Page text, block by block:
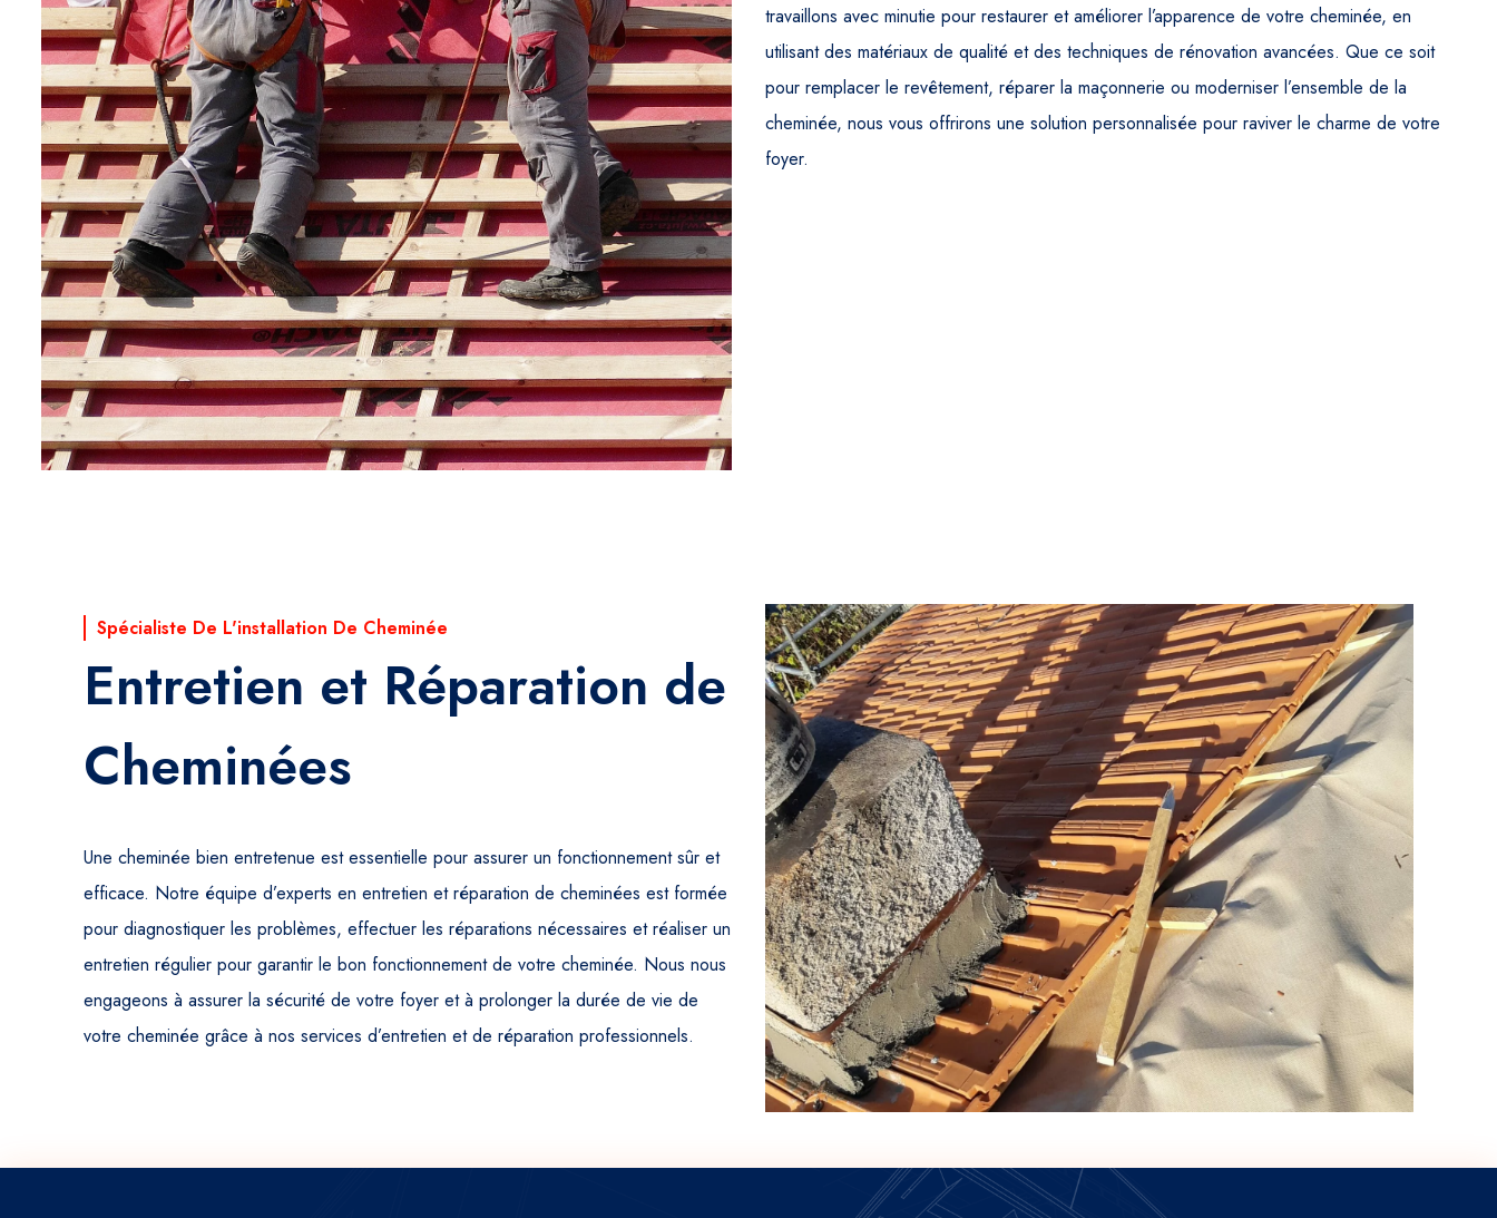
travaillons avec minutie pour restaurer et améliorer l’apparence de votre cheminée, en
utilisant des matériaux de qualité et des techniques de rénovation avancées. Que ce soit
pour remplacer le revêtement, réparer la maçonnerie ou moderniser l’ensemble de la
cheminée, nous vous offrirons une solution personnalisée pour raviver le charme de votre
foyer.
Spécialiste De L'installation De Cheminée
Entretien et Réparation de
Cheminées
Une cheminée bien entretenue est essentielle pour assurer un fonctionnement sûr et
efficace. Notre équipe d’experts en entretien et réparation de cheminées est formée
pour diagnostiquer les problèmes, effectuer les réparations nécessaires et réaliser un
entretien régulier pour garantir le bon fonctionnement de votre cheminée. Nous nous
engageons à assurer la sécurité de votre foyer et à prolonger la durée de vie de
votre cheminée grâce à nos services d’entretien et de réparation professionnels.